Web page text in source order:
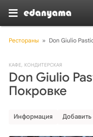
Рестораны » Don Giulio
КАФЕ, КОНДИТЕРСКАЯ
Don Giulio
Покровке
Информация Добавить